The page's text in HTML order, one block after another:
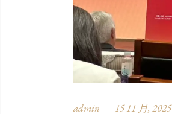
admin 15 11 月, 2025